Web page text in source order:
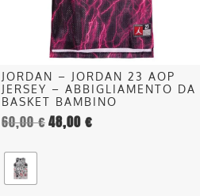
JORDAN – JORDAN 23 AOP
JERSEY – ABBIGLIAMENTO DA
BASKET BAMBINO
60,00€48,00€
pagina
del
prodotto